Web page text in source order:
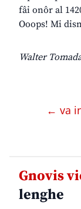
fâi onôr al
Ooops! Mi
Walter
← va
Gnovis
lenghe